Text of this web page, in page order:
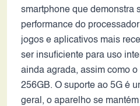
smartphone que demonstra
performance do
jogos e aplicativos mais
ser insuficiente para uso
ainda agrada, assim como
256GB. O suporte ao 5G é
geral, o aparelho se